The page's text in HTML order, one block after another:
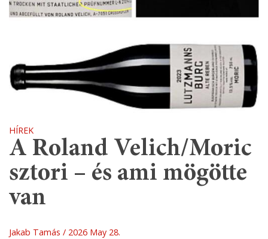
HÍREK
A Roland Velich/Moric
sztori – és ami mögötte
van
Jakab Tamás 2026 May 28.